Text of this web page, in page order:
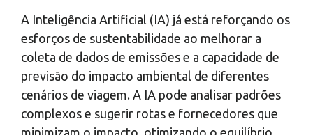
A Inteligência Artificial (IA) já está reforçando os
esforços de sustentabilidade ao melhorar a
coleta de dados de emissões e a capacidade de
previsão do impacto ambiental de diferentes
cenários de viagem. A IA pode analisar padrões
complexos e sugerir rotas e fornecedores que
minimizam o impacto, otimizando o equilíbrio